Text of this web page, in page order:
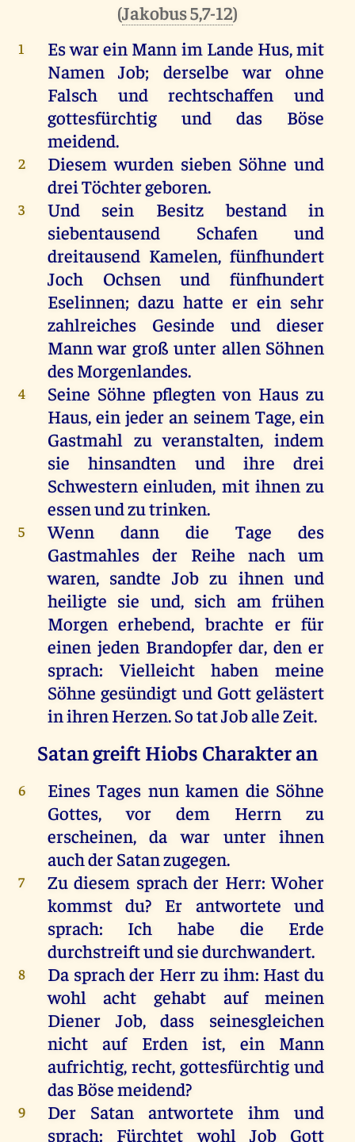
(Jakobus 5,7-12)
1
Es war ein Mann im Lande Hus, mit
Namen Job; derselbe war ohne
Falsch und rechtschaffen und
gottesfürchtig und das Böse
meidend.
2
Diesem wurden sieben Söhne und
drei Töchter geboren.
3
Und sein Besitz bestand in
siebentausend Schafen und
dreitausend Kamelen, fünfhundert
Joch Ochsen und fünfhundert
Eselinnen; dazu hatte er ein sehr
zahlreiches Gesinde und dieser
Mann war groß unter allen Söhnen
des Morgenlandes.
4
Seine Söhne pflegten von Haus zu
Haus, ein jeder an seinem Tage, ein
Gastmahl zu veranstalten, indem
sie hinsandten und ihre drei
Schwestern einluden, mit ihnen zu
essen und zu trinken.
5
Wenn dann die Tage des
Gastmahles der Reihe nach um
waren, sandte Job zu ihnen und
heiligte sie und, sich am frühen
Morgen erhebend, brachte er für
einen jeden Brandopfer dar, den er
sprach: Vielleicht haben meine
Söhne gesündigt und Gott gelästert
in ihren Herzen. So tat Job alle Zeit.
Satan greift Hiobs Charakter an
6
Eines Tages nun kamen die Söhne
Gottes, vor dem Herrn zu
erscheinen, da war unter ihnen
auch der Satan zugegen.
7
Zu diesem sprach der Herr: Woher
kommst du? Er antwortete und
sprach: Ich habe die Erde
durchstreift und sie durchwandert.
8
Da sprach der Herr zu ihm: Hast du
wohl acht gehabt auf meinen
Diener Job, dass seinesgleichen
nicht auf Erden ist, ein Mann
aufrichtig, recht, gottesfürchtig und
das Böse meidend?
9
Der Satan antwortete ihm und
sprach: Fürchtet wohl Job Gott